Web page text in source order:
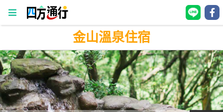
四
方
通
行
訂
房
金山溫泉住宿